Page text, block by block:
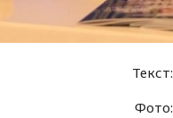
Текст:
Фото: